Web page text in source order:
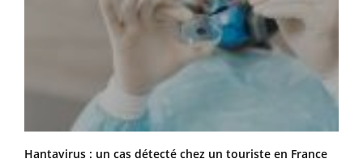
Hantavirus : un cas détecté chez un touriste en France